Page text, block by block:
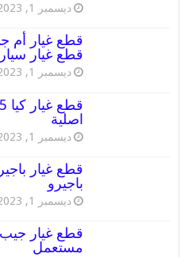
ديسمبر 1, 2023
قطع غيار
ديسمبر 1, 2023
اصلية
ديسمبر 1, 2023
باجيرو
ديسمبر 1, 2023
مستعمل